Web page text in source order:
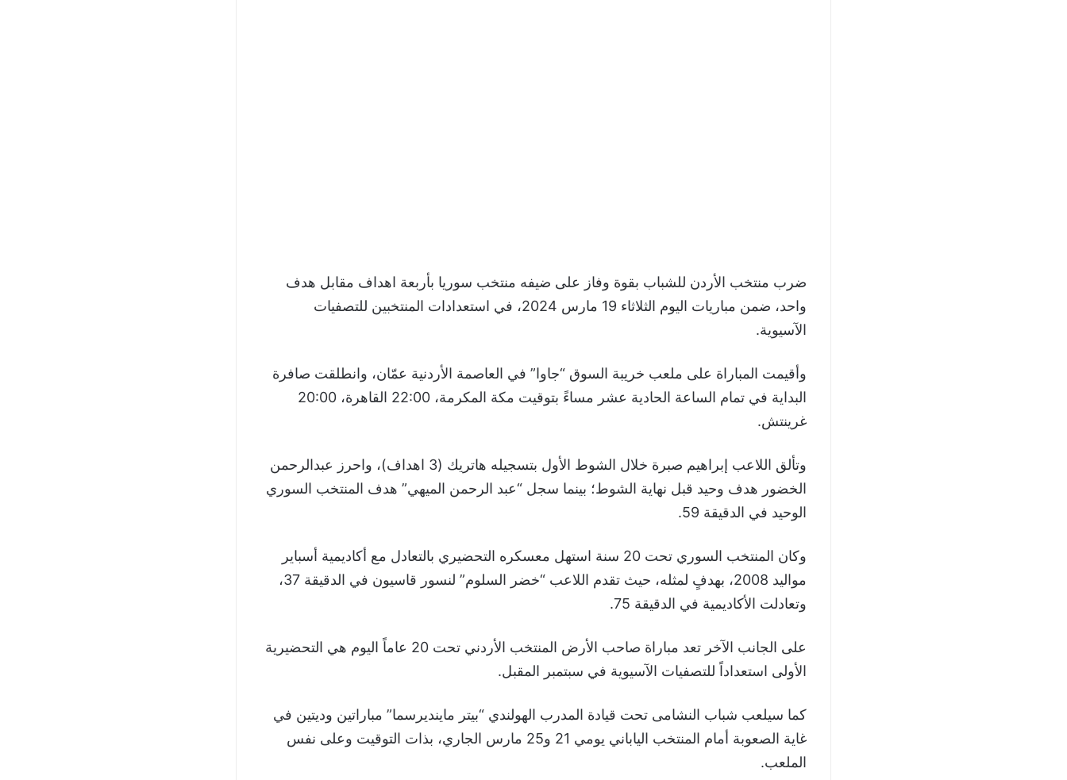
ضرب منتخب الأردن للشباب بقوة وفاز على ضيفه منتخب سوريا بأربعة اهداف مقابل هدف
واحد، ضمن مباريات اليوم الثلاثاء 19 مارس 2024، في استعدادات المنتخبين للتصفيات
الآسيوية.
وأقيمت المباراة على ملعب خريبة السوق “جاوا” في العاصمة الأردنية عمّان، وانطلقت صافرة
البداية في تمام الساعة الحادية عشر مساءً بتوقيت مكة المكرمة، 22:00 القاهرة، 20:00
غرينتش.
وتألق اللاعب إبراهيم صبرة خلال الشوط الأول بتسجيله هاتريك (3 اهداف)، واحرز عبدالرحمن
الخضور هدف وحيد قبل نهاية الشوط؛ بينما سجل “عبد الرحمن الميهي” هدف المنتخب السوري
الوحيد في الدقيقة 59.
وكان المنتخب السوري تحت 20 سنة استهل معسكره التحضيري بالتعادل مع أكاديمية أسباير
مواليد 2008، بهدفٍ لمثله، حيث تقدم اللاعب “خضر السلوم” لنسور قاسيون في الدقيقة 37،
وتعادلت الأكاديمية في الدقيقة 75.
على الجانب الآخر تعد مباراة صاحب الأرض المنتخب الأردني تحت 20 عاماً اليوم هي التحضيرية
الأولى استعداداً للتصفيات الآسيوية في سبتمبر المقبل.
كما سيلعب شباب النشامى تحت قيادة المدرب الهولندي “بيتر ماينديرسما” مباراتين وديتين في
غاية الصعوبة أمام المنتخب الياباني يومي 21 و25 مارس الجاري، بذات التوقيت وعلى نفس
الملعب.